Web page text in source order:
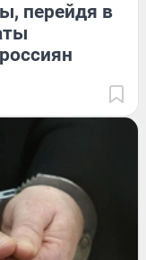
перейдя в